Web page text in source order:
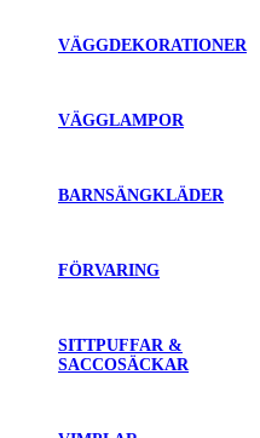
VÄGGDEKORATIONER
VÄGGLAMPOR
BARNSÄNGKLÄDER
FÖRVARING
SITTPUFFAR &
SACCOSÄCKAR